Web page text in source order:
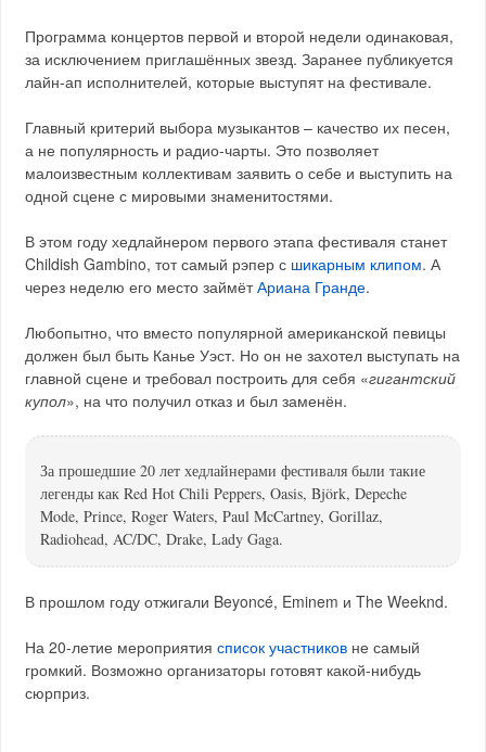
Программа концертов первой и второй недели одинаковая,
за исключением приглашённых звезд. Заранее публикуется
лайн-ап исполнителей, которые выступят на фестивале.
Главный критерий выбора музыкантов – качество их песен,
а не популярность и радио-чарты. Это позволяет
малоизвестным коллективам заявить о себе и выступить на
одной сцене с мировыми знаменитостями.
В этом году хедлайнером первого этапа фестиваля станет
Childish Gambino, тот самый рэпер с шикарным клипом. А
через неделю его место займётАриана Гранде.
Любопытно, что вместо популярной американской певицы
должен был быть Канье Уэст. Но он не захотел выступать на
главной сцене и требовал построить для себя «гигантский
купол», на что получил отказ и был заменён.
За прошедшие 20 лет хедлайнерами фестиваля были такие
легенды как Red Hot Chili Peppers, Oasis, Björk, Depeche
Mode, Prince, Roger Waters, Paul McCartney, Gorillaz,
Radiohead, AC/DC, Drake, Lady Gaga.
В прошлом году отжигали Beyoncé, Eminem и The Weeknd.
На 20-летие мероприятиясписок участников не самый
громкий. Возможно организаторы готовят какой-нибудь
сюрприз.